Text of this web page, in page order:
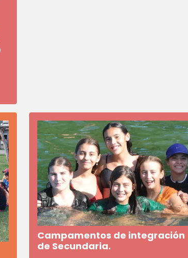
Campamentos de integración
de Secundaria.